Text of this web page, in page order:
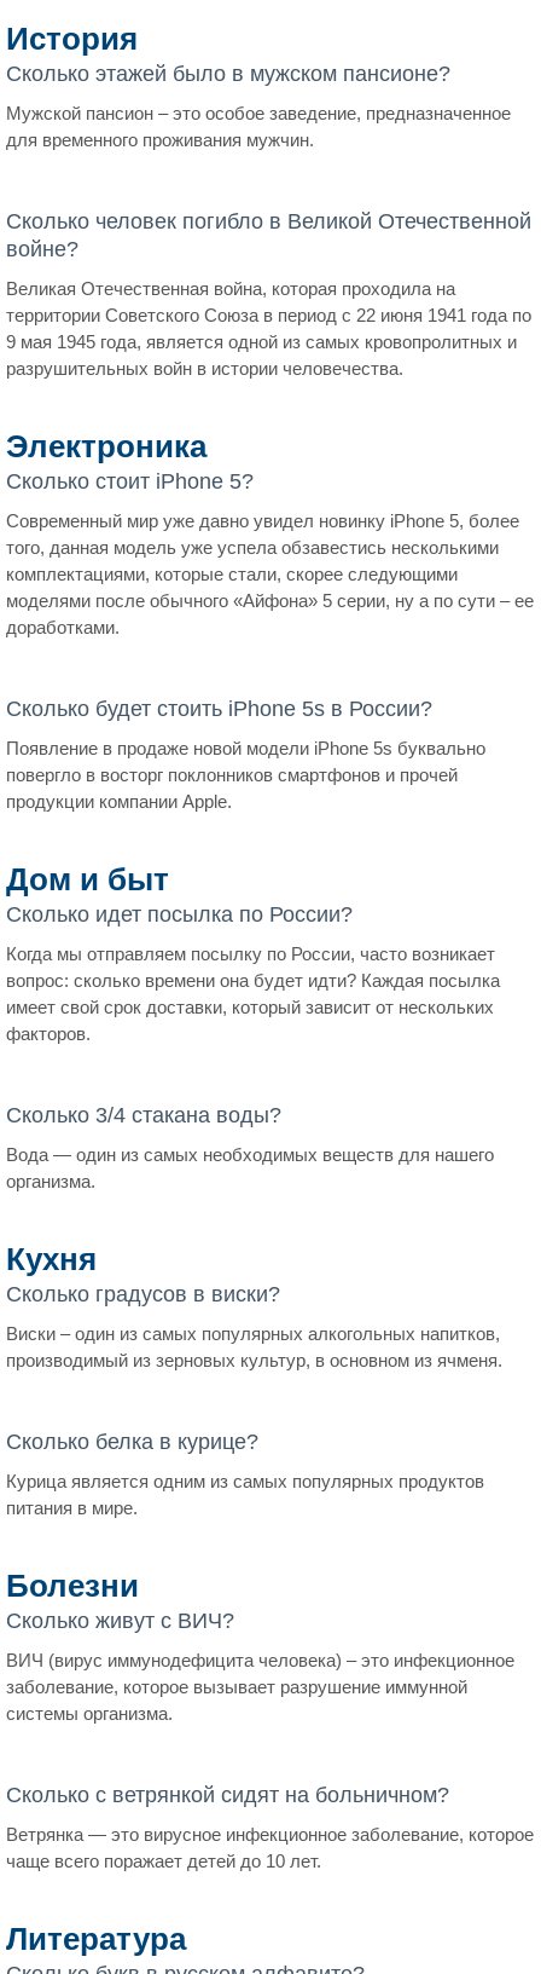
История
Сколько этажей было в мужском пансионе?
Мужской пансион – это особое заведение, предназначенное
для временного проживания мужчин.
Сколько человек погибло в Великой Отечественной
войне?
Великая Отечественная война, которая проходила на
территории Советского Союза в период с 22 июня 1941 года по
9 мая 1945 года, является одной из самых кровопролитных и
разрушительных войн в истории человечества.
Электроника
Сколько стоит iPhone 5?
Современный мир уже давно увидел новинку iPhone 5, более
того, данная модель уже успела обзавестись несколькими
комплектациями, которые стали, скорее следующими
моделями после обычного «Айфона» 5 серии, ну а по сути – ее
доработками.
Сколько будет стоить iPhone 5s в России?
Появление в продаже новой модели iPhone 5s буквально
повергло в восторг поклонников смартфонов и прочей
продукции компании Apple.
Дом и быт
Сколько идет посылка по России?
Когда мы отправляем посылку по России, часто возникает
вопрос: сколько времени она будет идти? Каждая посылка
имеет свой срок доставки, который зависит от нескольких
факторов.
Сколько 3/4 стакана воды?
Вода — один из самых необходимых веществ для нашего
организма.
Кухня
Сколько градусов в виски?
Виски – один из самых популярных алкогольных напитков,
производимый из зерновых культур, в основном из ячменя.
Сколько белка в курице?
Курица является одним из самых популярных продуктов
питания в мире.
Болезни
Сколько живут с ВИЧ?
ВИЧ (вирус иммунодефицита человека) – это инфекционное
заболевание, которое вызывает разрушение иммунной
системы организма.
Сколько с ветрянкой сидят на больничном?
Ветрянка — это вирусное инфекционное заболевание, которое
чаще всего поражает детей до 10 лет.
Литература